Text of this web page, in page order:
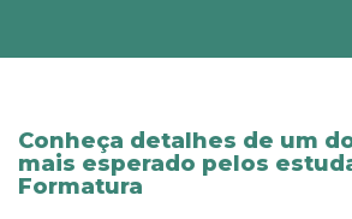
Conheça detalhes de um
mais esperado pelos
Formatura